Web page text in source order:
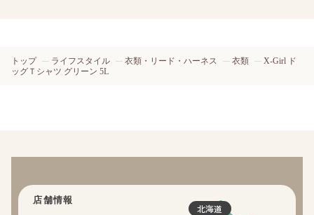
トップ ライフスタイル 衣類・リード・ハーネス 衣類
X-Girl ド
ッグＴシャツ グリーン 5L
店舗情報
北海道